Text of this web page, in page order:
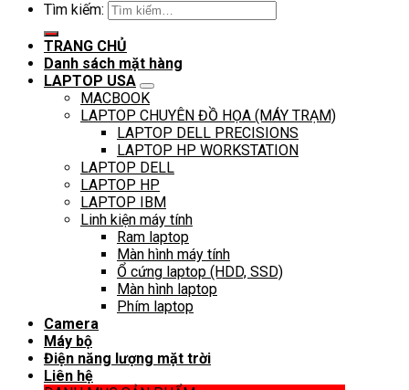
Tìm kiếm:
TRANG CHỦ
Danh sách mặt hàng
LAPTOP USA
MACBOOK
LAPTOP CHUYÊN ĐỒ HỌA (MÁY TRẠM)
LAPTOP DELL PRECISIONS
LAPTOP HP WORKSTATION
LAPTOP DELL
LAPTOP HP
LAPTOP IBM
Linh kiện máy tính
Ram laptop
Màn hình máy tính
Ổ cứng laptop (HDD, SSD)
Màn hình laptop
Phím laptop
Camera
Máy bộ
Điện năng lượng mặt trời
Liên hệ